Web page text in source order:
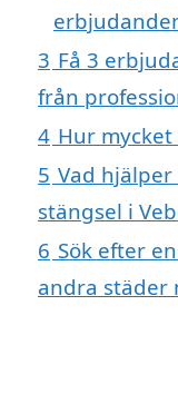
3 Få 3
från
4 Hur
5 Vad
stängsel i
6 Sök efter
andra städer